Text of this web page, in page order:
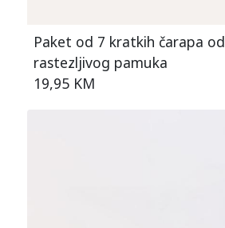
Paket od 7 kratkih čarapa od
rastezljivog pamuka
19,95 KM